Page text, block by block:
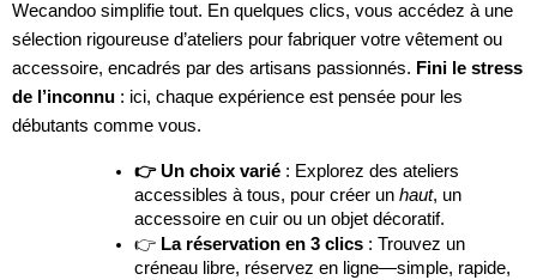
Wecandoo simplifie tout. En quelques clics, vous accédez à une
sélection rigoureuse d’ateliers pour fabriquer votre vêtement ou
accessoire, encadrés par des artisans passionnés. Fini le stress
de l’inconnu : ici, chaque expérience est pensée pour les
débutants comme vous.
👉 Un choix varié : Explorez des ateliers
accessibles à tous, pour créer un haut, un
accessoire en cuir ou un objet décoratif.
👉 La réservation en 3 clics : Trouvez un
créneau libre, réservez en ligne—simple, rapide,